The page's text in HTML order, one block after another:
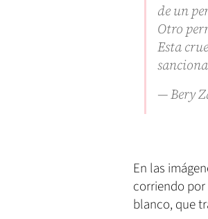
de un
Otro
Esta
— Bery
En las
corriendo
blanco, que